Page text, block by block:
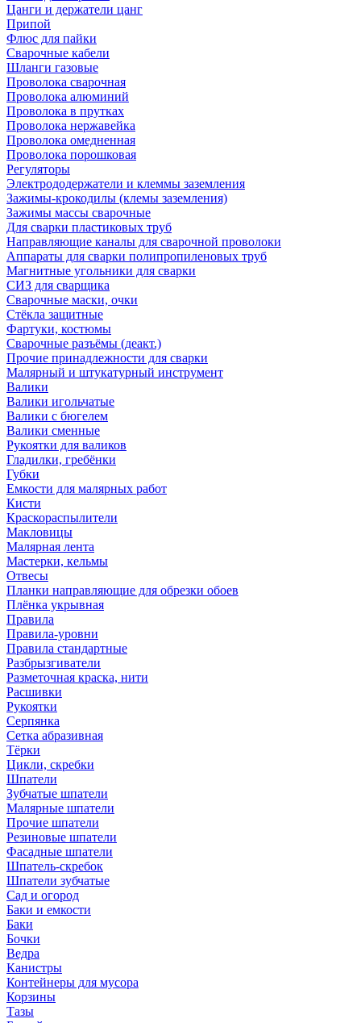
Цанги и держатели цанг
Припой
Флюс для пайки
Сварочные кабели
Шланги газовые
Проволока сварочная
Проволока алюминий
Проволока в прутках
Проволока нержавейка
Проволока омедненная
Проволока порошковая
Регуляторы
Электрододержатели и клеммы заземления
Зажимы-крокодилы (клемы заземления)
Зажимы массы сварочные
Для сварки пластиковых труб
Направляющие каналы для сварочной проволоки
Аппараты для сварки полипропиленовых труб
Магнитные угольники для сварки
СИЗ для сварщика
Сварочные маски, очки
Стёкла защитные
Фартуки, костюмы
Сварочные разъёмы (деакт.)
Прочие принадлежности для сварки
Малярный и штукатурный инструмент
Валики
Валики игольчатые
Валики с бюгелем
Валики сменные
Рукоятки для валиков
Гладилки, гребёнки
Губки
Емкости для малярных работ
Кисти
Краскораспылители
Макловицы
Малярная лента
Мастерки, кельмы
Отвесы
Планки направляющие для обрезки обоев
Плёнка укрывная
Правила
Правила-уровни
Правила стандартные
Разбрызгиватели
Разметочная краска, нити
Расшивки
Рукоятки
Серпянка
Сетка абразивная
Тёрки
Цикли, скребки
Шпатели
Зубчатые шпатели
Малярные шпатели
Прочие шпатели
Резиновые шпатели
Фасадные шпатели
Шпатель-скребок
Шпатели зубчатые
Сад и огород
Баки и емкости
Баки
Бочки
Ведра
Канистры
Контейнеры для мусора
Корзины
Тазы